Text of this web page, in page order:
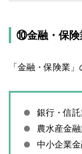
⑩金融・保険
「金融・保険業
銀行・信
農水産金
中小企業